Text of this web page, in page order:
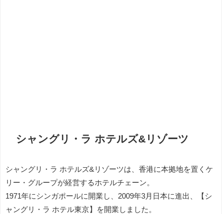
シャングリ・ラ ホテルズ&リゾーツ
シャングリ・ラ ホテルズ&リゾーツは、香港に本拠地を置くケ
リー・グループが経営するホテルチェーン。
1971年にシンガポールに開業し、2009年3月日本に進出、【シ
ャングリ・ラ ホテル東京】を開業しました。